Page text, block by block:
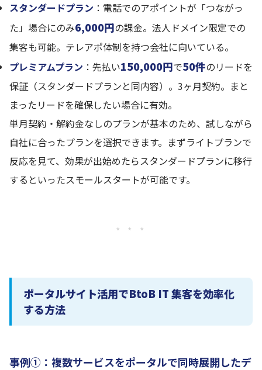
スタンダードプラン ：電話でのアポイントが「つながっ
た」場合にのみ6,000円の課金。法人ドメイン限定での
集客も可能。テレアポ体制を持つ会社に向いている。
プレミアムプラン ：先払い150,000円で50件のリードを
保証（スタンダードプランと同内容）。3ヶ月契約。まと
まったリードを確保したい場合に有効。
単月契約・解約金なしのプランが基本のため、試しながら
自社に合ったプランを選択できます。まずライトプランで
反応を見て、効果が出始めたらスタンダードプランに移行
するといったスモールスタートが可能です。
* * *
ポータルサイト活用でBtoB IT 集客を効率化
する方法
事例①：複数サービスをポータルで同時展開したデ